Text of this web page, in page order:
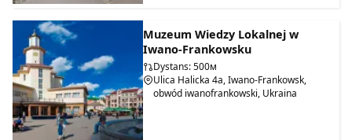
W pierwszej połowie XIX w. ogólna okolica ratusza uległa
pewnym zmianom. W 1829 r. nowy starosta Kratter dokonał
Muzeum Wiedzy Lokalnej w
Iwano-Frankowsku
Dystans: 500м
Ulica Halicka 4a, Iwano-Frankowsk,
obwód iwanofrankowski, Ukraina